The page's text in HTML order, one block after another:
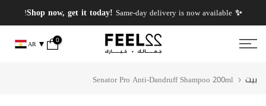
انتقل
إلى
المحتوى
✨ Shop now, get it today!
Same-day delivery is now available!
0
AR
بيت Senator Pro Anti-Dandruff Shampoo 200ml